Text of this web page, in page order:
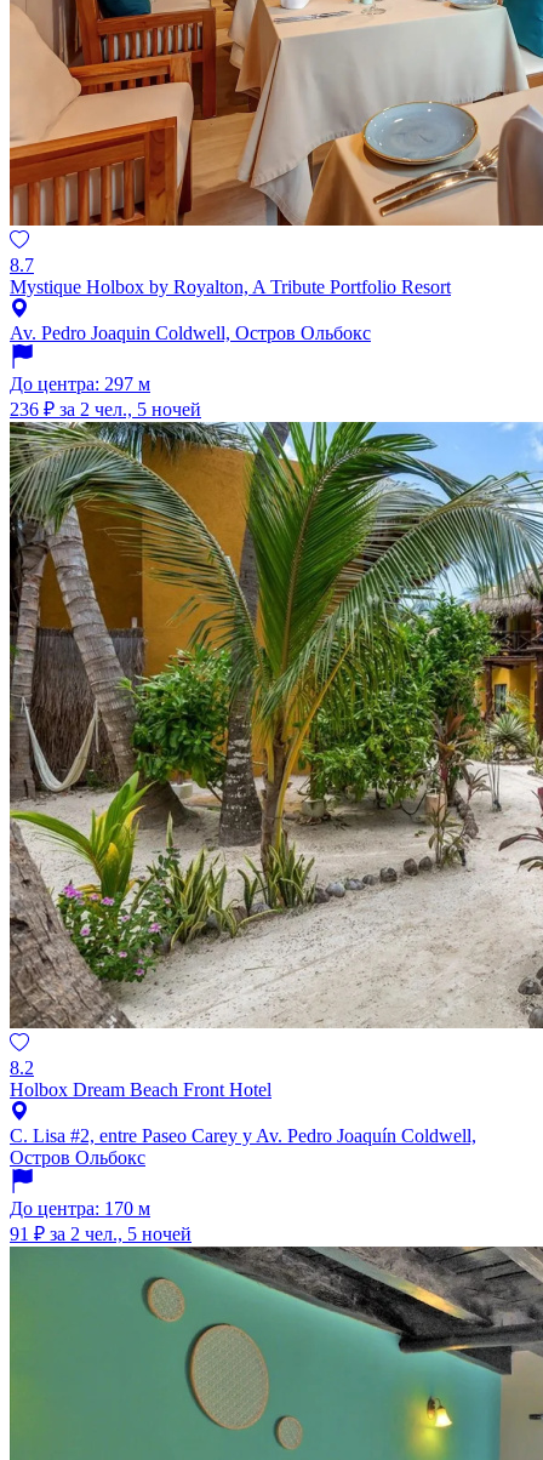
8.7
Mystique Holbox by Royalton, A Tribute Portfolio Resort
Av. Pedro Joaquin Coldwell, Остров Ольбокс
До центра: 297 м
236 ₽ за 2 чел., 5 ночей
8.2
Holbox Dream Beach Front Hotel
C. Lisa #2, entre Paseo Carey y Av. Pedro Joaquín Coldwell,
Остров Ольбокс
До центра: 170 м
91 ₽ за 2 чел., 5 ночей